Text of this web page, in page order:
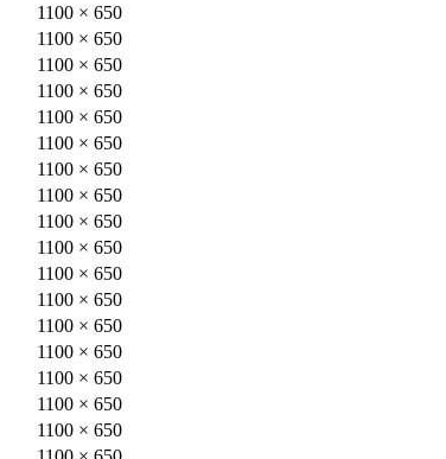
1100 × 650
1100 × 650
1100 × 650
1100 × 650
1100 × 650
1100 × 650
1100 × 650
1100 × 650
1100 × 650
1100 × 650
1100 × 650
1100 × 650
1100 × 650
1100 × 650
1100 × 650
1100 × 650
1100 × 650